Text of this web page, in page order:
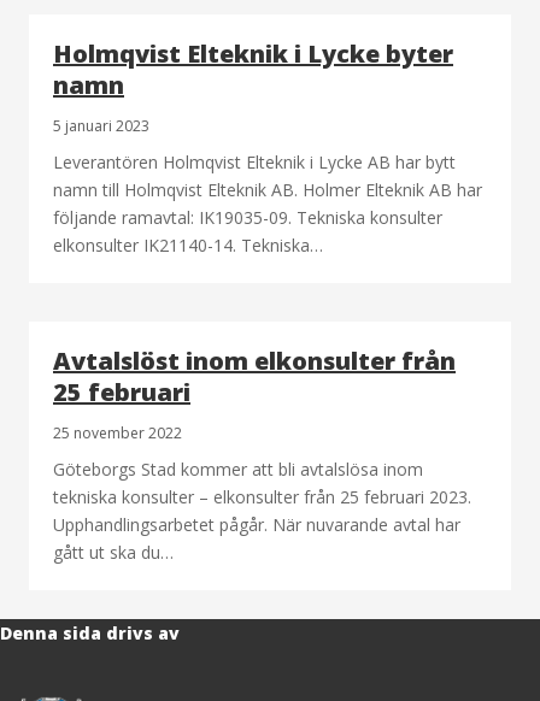
Holmqvist Elteknik i Lycke byter
namn
5 januari 2023
Leverantören Holmqvist Elteknik i Lycke AB har bytt
namn till Holmqvist Elteknik AB. Holmer Elteknik AB har
följande ramavtal: IK19035-09. Tekniska konsulter
elkonsulter IK21140-14. Tekniska…
Avtalslöst inom elkonsulter från
25 februari
25 november 2022
Göteborgs Stad kommer att bli avtalslösa inom
tekniska konsulter – elkonsulter från 25 februari 2023.
Upphandlingsarbetet pågår. När nuvarande avtal har
gått ut ska du…
Denna sida drivs av